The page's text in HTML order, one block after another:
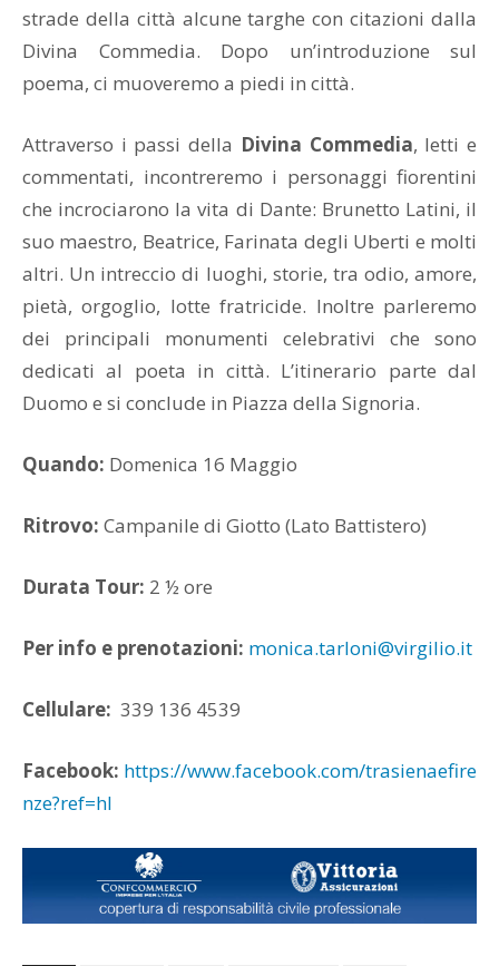
strade della città alcune targhe con citazioni dalla
Divina Commedia. Dopo un’introduzione sul
poema, ci muoveremo a piedi in città.
Attraverso i passi della Divina Commedia, letti e
commentati, incontreremo i personaggi fiorentini
che incrociarono la vita di Dante: Brunetto Latini, il
suo maestro, Beatrice, Farinata degli Uberti e molti
altri. Un intreccio di luoghi, storie, tra odio, amore,
pietà, orgoglio, lotte fratricide. Inoltre parleremo
dei principali monumenti celebrativi che sono
dedicati al poeta in città. L’itinerario parte dal
Duomo e si conclude in Piazza della Signoria.
Quando: Domenica 16 Maggio
Ritrovo: Campanile di Giotto (Lato Battistero)
Durata Tour: 2 ½ ore
Per info e prenotazioni: monica.tarloni@virgilio.it
Cellulare: 339 136 4539
Facebook: https://www.facebook.com/trasienaefire
nze?ref=hl